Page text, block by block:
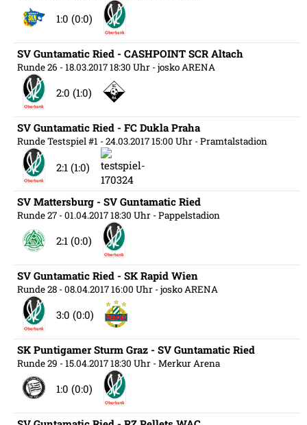
1:0 (0:0)
SV Guntamatic Ried - CASHPOINT SCR Altach
Runde 26 - 18.03.2017 18:30 Uhr - josko ARENA
2:0 (1:0)
SV Guntamatic Ried - FC Dukla Praha
Runde Testspiel #1 - 24.03.2017 15:00 Uhr - Pramtalstadion
2:1 (1:0)
SV Mattersburg - SV Guntamatic Ried
Runde 27 - 01.04.2017 18:30 Uhr - Pappelstadion
2:1 (0:0)
SV Guntamatic Ried - SK Rapid Wien
Runde 28 - 08.04.2017 16:00 Uhr - josko ARENA
3:0 (0:0)
SK Puntigamer Sturm Graz - SV Guntamatic Ried
Runde 29 - 15.04.2017 18:30 Uhr - Merkur Arena
1:0 (0:0)